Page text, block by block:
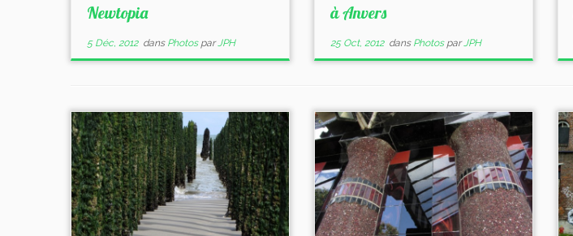
Newtopia
5 Déc, 2012dans Photos parJPH
à Anvers
25 Oct, 2012dans Photos parJPH